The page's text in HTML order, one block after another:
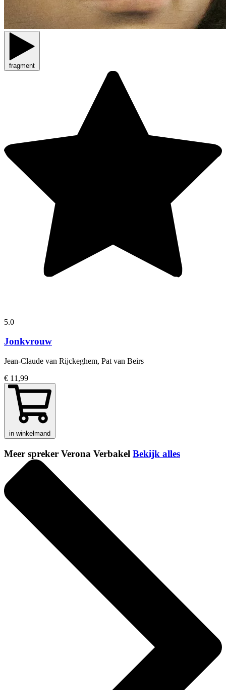
fragment
5.0
Jonkvrouw
Jean-Claude van Rijckeghem, Pat van Beirs
€ 11,99
in winkelmand
Meer spreker Verona Verbakel Bekijk alles